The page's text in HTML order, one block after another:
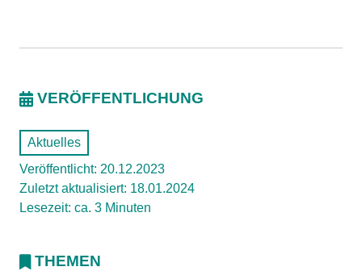
VERÖFFENTLICHUNG
Aktuelles
Veröffentlicht: 20.12.2023
Zuletzt aktualisiert: 18.01.2024
Lesezeit: ca. 3 Minuten
THEMEN